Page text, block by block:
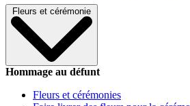
Fleurs et cérémonie
Hommage au défunt
Fleurs et cérémonies